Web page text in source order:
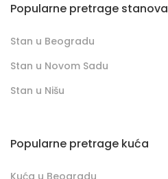
Popularne pretrage stanova
Stan u Beogradu
Stan u Novom Sadu
Stan u Nišu
Popularne pretrage kuća